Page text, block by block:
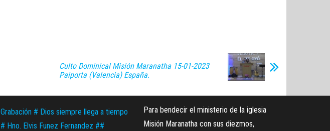
Culto Dominical Misión Maranatha 15-01-2023
Paiporta (Valencia) España.
Grabación # Dios siempre llega a tiempo
# Hno. Elvis Funez Fernandez ##
Para bendecir el ministerio de la iglesia
Misión Maranatha con sus diezmos,